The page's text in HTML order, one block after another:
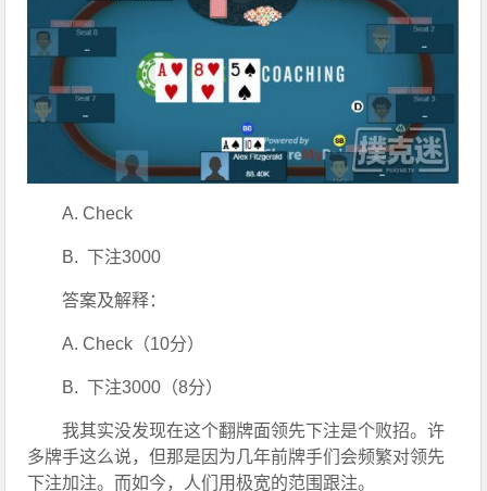
A. Check
B.  下注3000
答案及解释：
A. Check（10分）
B.  下注3000（8分）
我其实没发现在这个翻牌面领先下注是个败招。许
多牌手这么说，但那是因为几年前牌手们会频繁对领先
下注加注。而如今，人们用极宽的范围跟注。